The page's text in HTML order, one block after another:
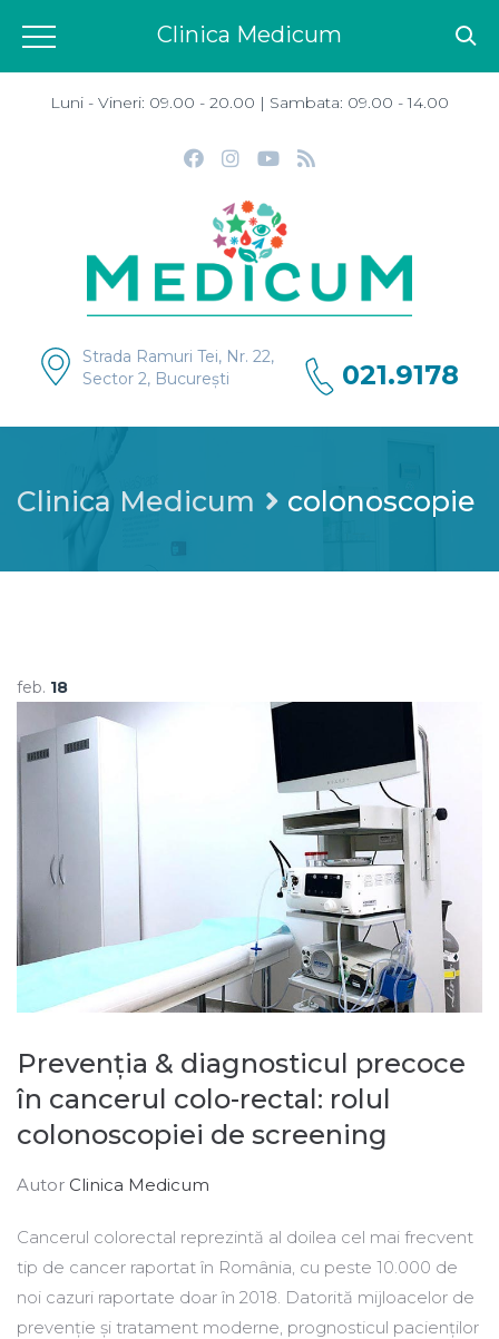
Luni - Vineri: 09.00 - 20.00 | Sambata: 09.00 - 14.00
Strada Ramuri Tei, Nr. 22,
Sector 2, București
021.9178
Clinica Medicum colonoscopie
feb. 18
Prevenția & diagnosticul precoce
în cancerul colo-rectal: rolul
colonoscopiei de screening
Autor Clinica Medicum
Cancerul colorectal reprezintă al doilea cel mai frecvent
tip de cancer raportat în România, cu peste 10.000 de
noi cazuri raportate doar în 2018. Datorită mijloacelor de
prevenție și tratament moderne, prognosticul pacienților
Clinica Medicum